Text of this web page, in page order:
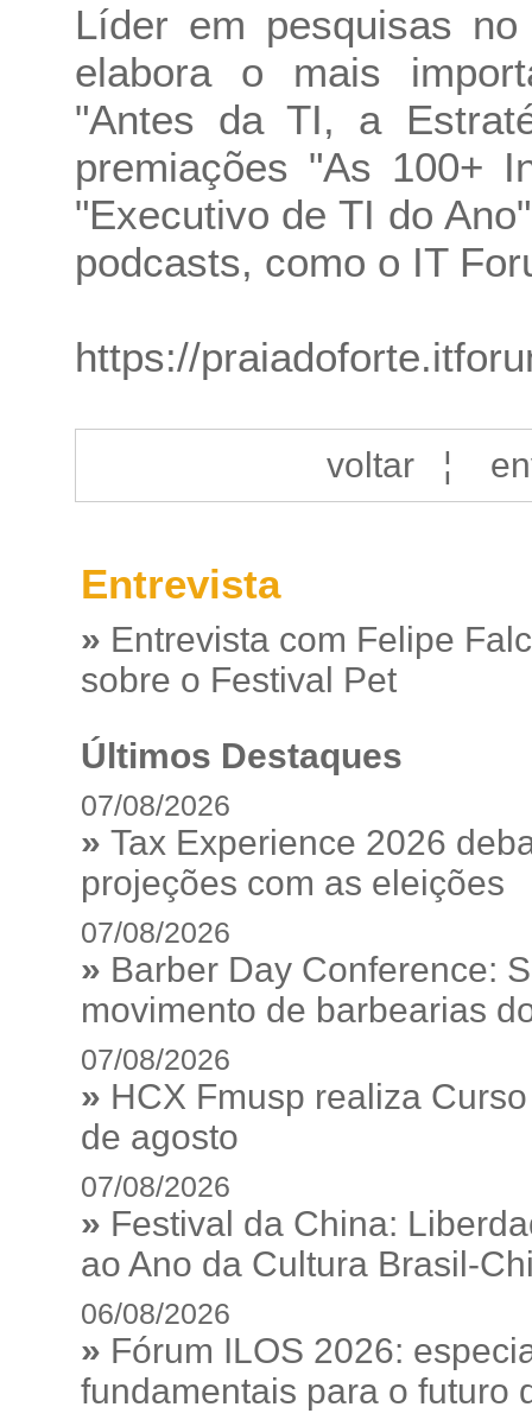
Líder em pesquisas
elabora o mais
"Antes da TI, a
premiações "As 100+
"Executivo de TI do
podcasts, como o IT
https://
voltar¦
Entrevista
» Entrevista com Felipe
sobre o Festival Pet
Últimos Destaques
07/08/2026
» Tax Experience 2026
projeções com as eleições
07/08/2026
» Barber Day Conference:
movimento de barbearias
07/08/2026
» HCX Fmusp realiza
de agosto
07/08/2026
» Festival da China:
ao Ano da Cultura Brasil-
06/08/2026
» Fórum ILOS 2026:
fundamentais para o futuro